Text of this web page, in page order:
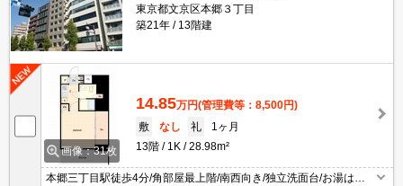
東京都文京区本郷３丁目
築21年
13階建
画像：31枚
14.85万円(管理費等：8,500円)
敷
なし 礼
1ヶ月
13階
1K 28.98m²
本郷三丁目駅徒歩4分/角部屋最上階/南西向き/独立洗面台/お湯はり